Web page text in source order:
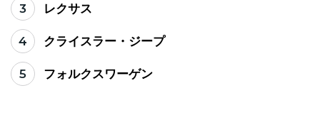
3 レクサス
4 クライスラー・ジープ
5 フォルクスワーゲン